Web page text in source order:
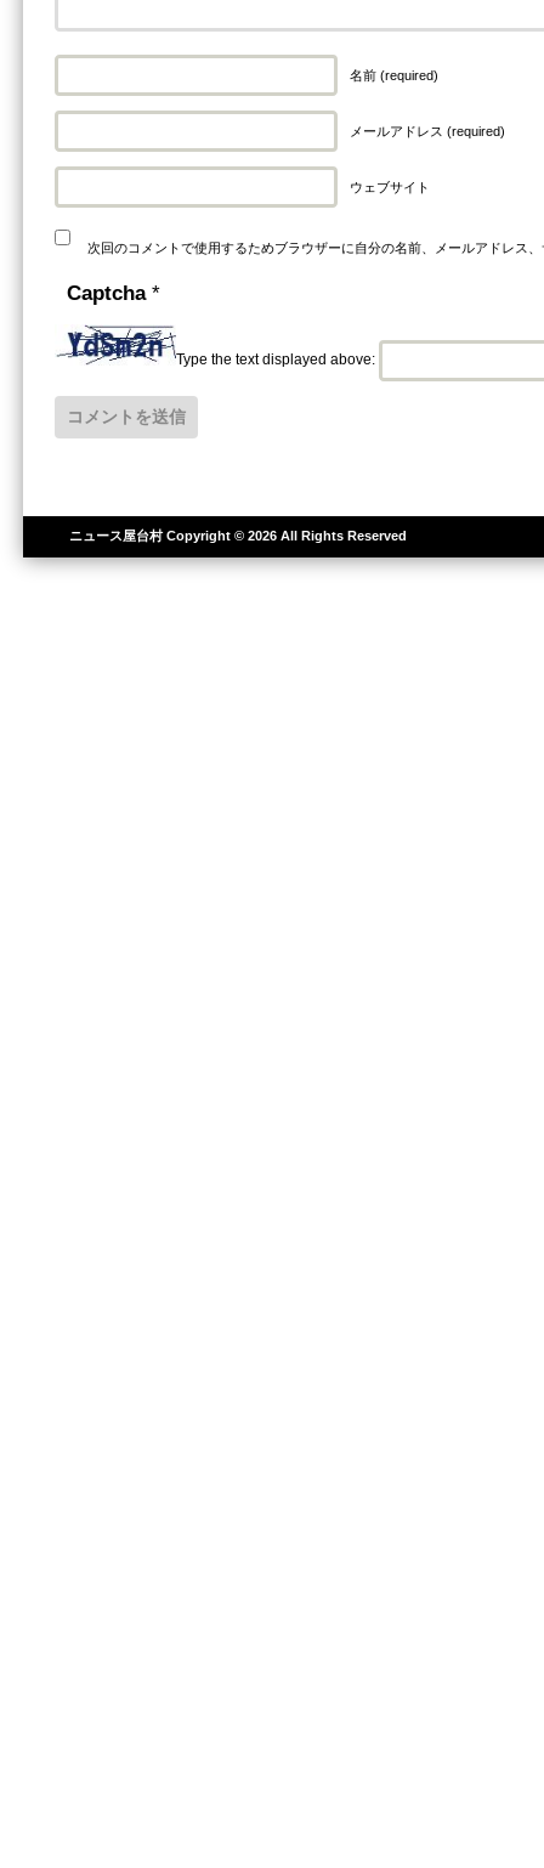
名前 (required)
メールアドレス (required)
ウェブサイト
次回のコメントで使用するためブラウザーに自分の名前、メールアドレス
Captcha *
Type the text displayed above:
ニュース屋台村Copyright © 2026 All Rights Reserved